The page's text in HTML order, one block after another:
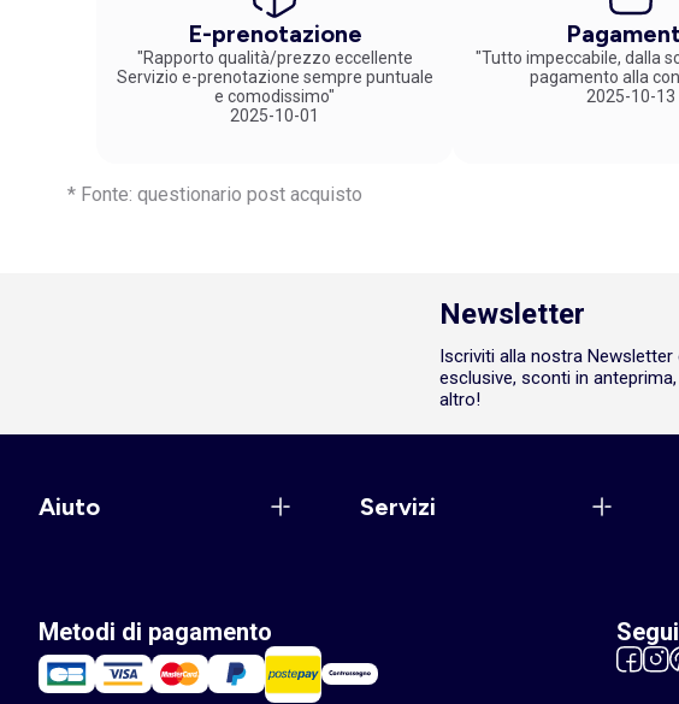
E-prenotazione
"Rapporto qualità/prezzo eccellente
Servizio e-prenotazione sempre puntuale
e comodissimo"
2025-10-01
"Tutto impeccabile, dalla
pagamento alla
2025-10-13
* Fonte: questionario post acquisto
Newsletter
Iscriviti alla nostra
esclusive, sconti in
altro!
Aiuto Servizi
Metodi di pagamento